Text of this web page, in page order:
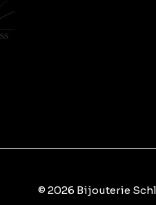
© 2026 Bijouterie